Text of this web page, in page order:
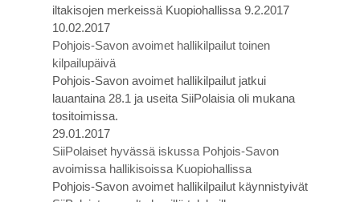
iltakisojen merkeissä Kuopiohallissa 9.2.2017
10.02.2017
Pohjois-Savon avoimet hallikilpailut toinen
kilpailupäivä
Pohjois-Savon avoimet hallikilpailut jatkui
lauantaina 28.1 ja useita SiiPolaisia oli mukana
tositoimissa.
29.01.2017
SiiPolaiset hyvässä iskussa Pohjois-Savon
avoimissa hallikisoissa Kuopiohallissa
Pohjois-Savon avoimet hallikilpailut käynnistyivät